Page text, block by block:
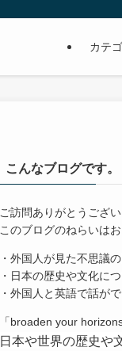
カテ
こんなブログです。
ご訪問ありがとうござい
このブログのねらいは
・外国人が見た不思議
・日本の歴史や文化に
・外国人と英語で話が
「broaden your horizons
日本や世界の歴史や